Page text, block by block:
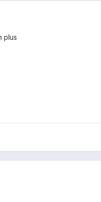
plus